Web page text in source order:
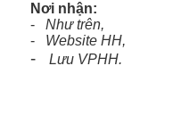
Nơi nhận:
-
Như trên,
-
Website HH,
- Lưu VPHH.